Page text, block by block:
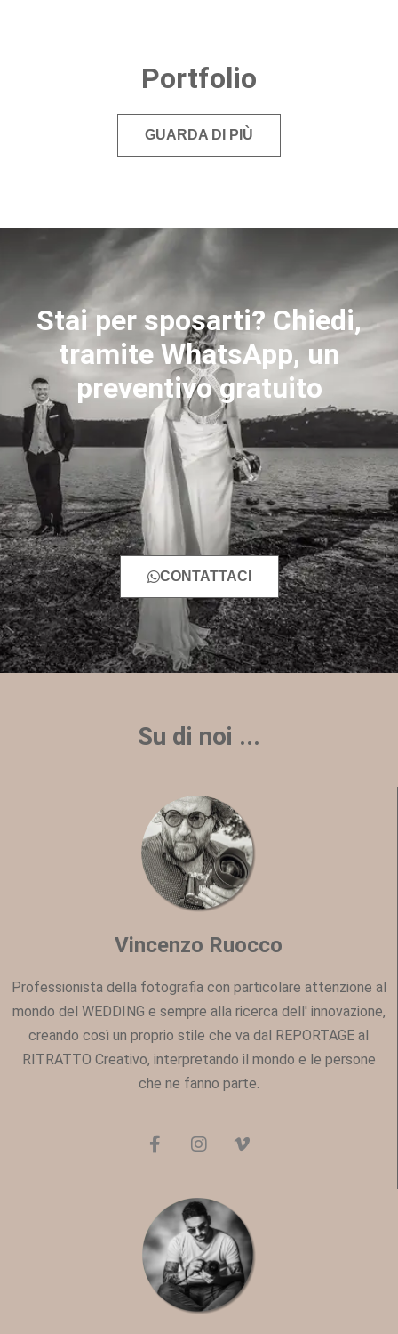
Portfolio
GUARDA DI PIÙ
Stai per sposarti? Chiedi,
tramite WhatsApp, un
preventivo gratuito
CONTATTACI
Su di noi ...
Vincenzo Ruocco
Professionista della fotografia con particolare attenzione al
mondo del WEDDING e sempre alla ricerca dell' innovazione,
creando così un proprio stile che va dal REPORTAGE al
RITRATTO Creativo, interpretando il mondo e le persone
che ne fanno parte.